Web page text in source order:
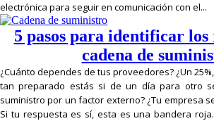
electrónica para seguir en comunicación con el...
5 pasos para identificar los
cadena de
¿Cuánto dependes de tus proveedores? ¿Un 25%,
tan preparado estás si de un día para otro
suministro por un factor externo? ¿Tu empresa
Si tu respuesta es sí, esta es una bandera